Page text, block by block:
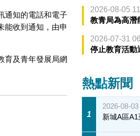
通知的電話和電子
能收到通知，由申
育及青年發展局網
2026-08-05
教青局為高潛
2026-07-31
停止教育活動
熱點新聞
1
2026-08-03
新城A區